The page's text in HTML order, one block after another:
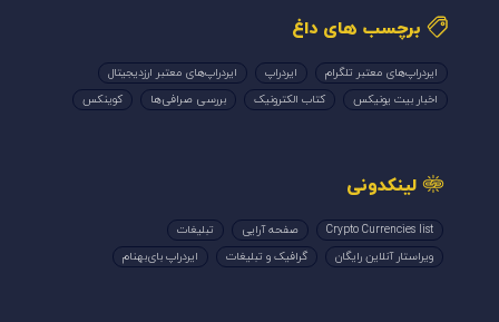
برچسب های داغ
ایردراپ‌های معتبر تلگرام ایردراپ
ایردراپ‌های معتبر ارزدیجیتال
اخبار بیت یونیکس
کتاب الکترونیک بررسی صرافی‌ها کوینکس
لینکدونی
Crypto Currencies list صفحه آرایی
تبلیغات
ویراستار آنلاین رایگان
گرافیک و تبلیغات ایردراپ بای‌بهنام